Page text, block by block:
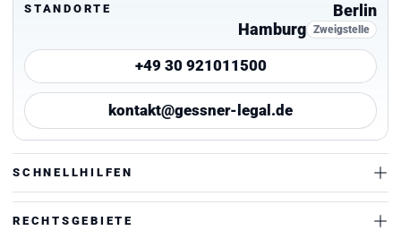
STANDORTE
Berlin
Hamburg Zweigstelle
+49 30 921011500
kontakt@gessner-legal.de
SCHNELLHILFEN
RECHTSGEBIETE